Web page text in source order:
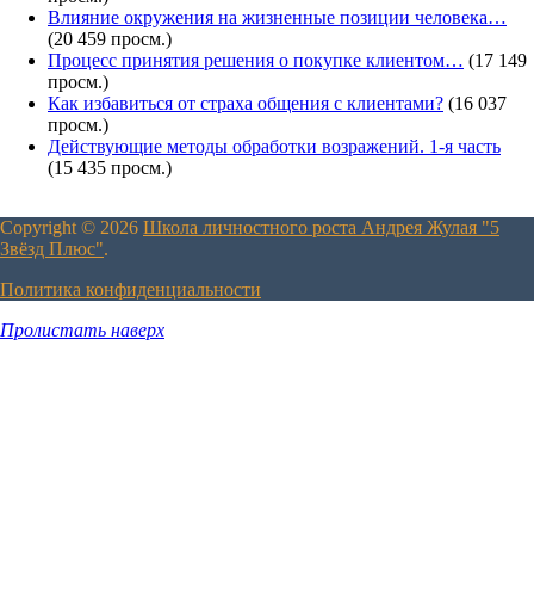
Влияние окружения на жизненные позиции человека…
(20 459 просм.)
Процесс принятия решения о покупке клиентом… (17 149
просм.)
Как избавиться от страха общения с клиентами? (16 037
просм.)
Действующие методы обработки возражений. 1-я часть
(15 435 просм.)
Copyright © 2026 Школа личностного роста Андрея Жулая "5
Звёзд Плюс".
Политика конфиденциальности
Пролистать наверх